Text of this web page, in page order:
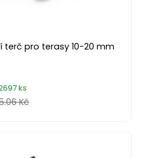
terč pro terasy 10-20 mm
ks
Kč